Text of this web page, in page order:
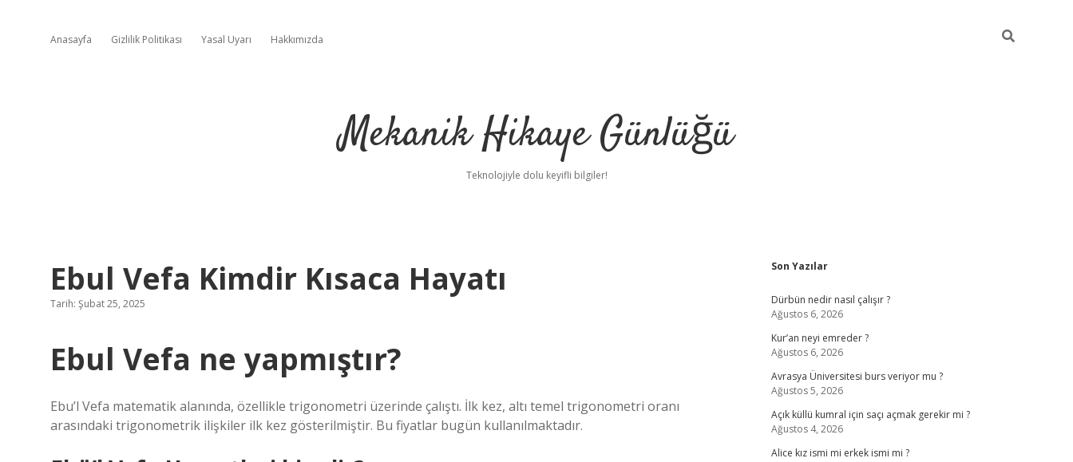
Anasayfa Gizlilik Politikası Yasal Uyarı Hakkımızda
Mekanik Hikaye Günlüğü
Teknolojiyle dolu keyifli bilgiler!
Ebul Vefa Kimdir Kısaca Hayatı
Tarih: Şubat 25, 2025
Ebul Vefa ne yapmıştır?
Ebu’l Vefa matematik alanında, özellikle trigonometri üzerinde çalıştı. İlk kez, altı temel trigonometri oranı
arasındaki trigonometrik ilişkiler ilk kez gösterilmiştir. Bu fiyatlar bugün kullanılmaktadır.
Sidebar
Son Yazılar
Dürbün nedir nasıl çalışır ?
Ağustos 6, 2026
Kur’an neyi emreder ?
Ağustos 6, 2026
Avrasya Üniversitesi burs veriyor mu ?
Ağustos 5, 2026
Açık küllü kumral için saçı açmak gerekir mi ?
Ağustos 4, 2026
Alice kız ismi mi erkek ismi mi ?